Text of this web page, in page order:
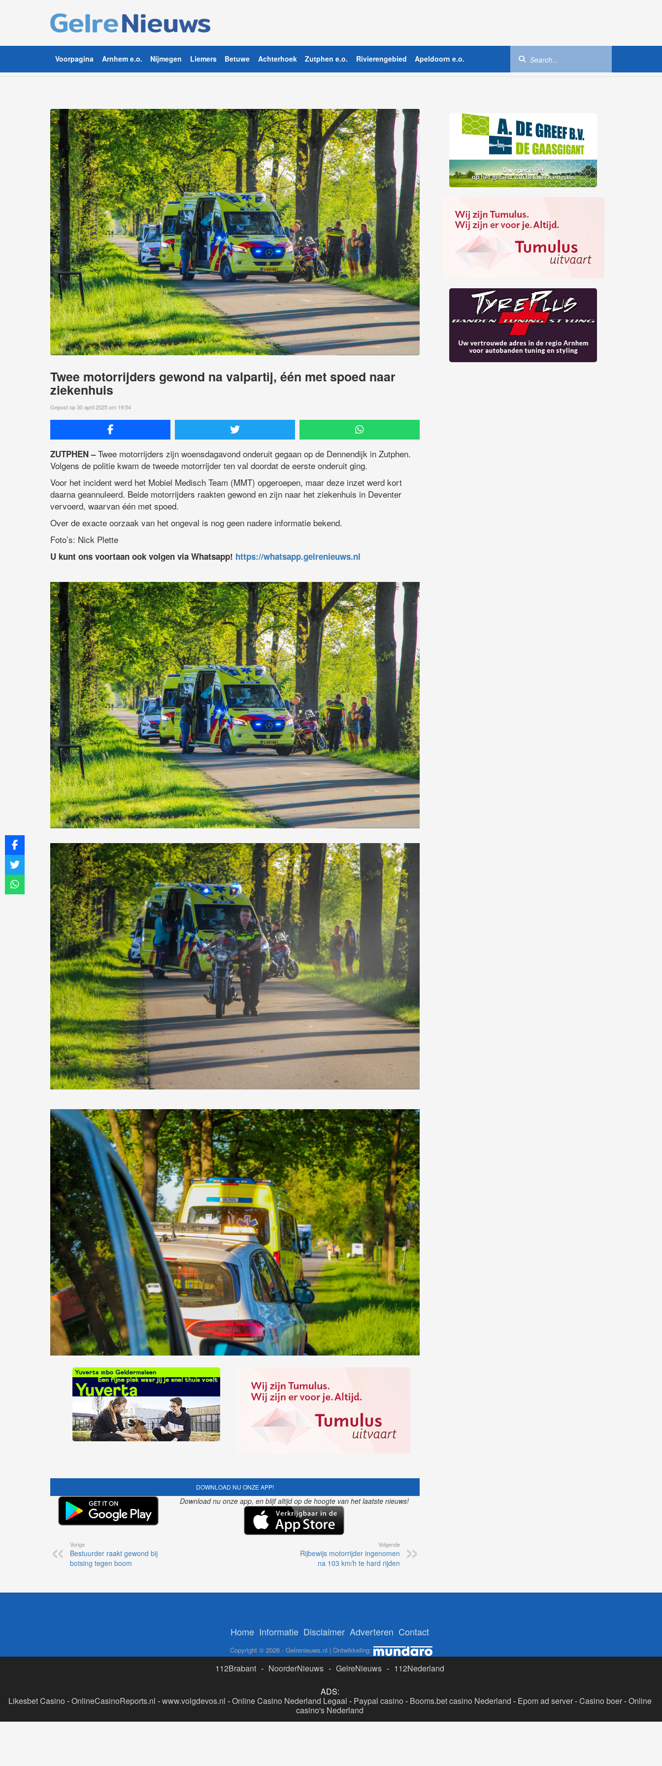
Voorpagina Arnhem e.o. Nijmegen Liemers Betuwe Achterhoek Zutphen e.o. Rivierengebied Apeldoorn e.o.
Twee motorrijders gewond na valpartij, één met spoed naar
ziekenhuis
Gepost op 30 april 2025 om 19:54
ZUTPHEN –Twee motorrijders zijn woensdagavond onderuit gegaan op de Dennendijk in Zutphen.
Volgens de politie kwam de tweede motorrijder ten val doordat de eerste onderuit ging.
Voor het incident werd het Mobiel Medisch Team (MMT) opgeroepen, maar deze inzet werd kort
daarna geannuleerd. Beide motorrijders raakten gewond en zijn naar het ziekenhuis in Deventer
vervoerd, waarvan één met spoed.
Over de exacte oorzaak van het ongeval is nog geen nadere informatie bekend.
Foto’s: Nick Plette
U kunt ons voortaan ook volgen via Whatsapp! https://whatsapp.gelrenieuws.nl
DOWNLOAD NU ONZE APP!
Download nu onze app, en blijf altijd op de hoogte van het laatste nieuws!
Vorige
Bestuurder raakt gewond bij
botsing tegen boom
Volgende
Rijbewijs motorrijder ingenomen
na 103 km/h te hard rijden
Home Informatie Disclaimer Adverteren Contact
Copyright © 2026 - Gelrenieuws.nl | Ontwikkeling:
112Brabant - NoorderNieuws - GelreNieuws - 112Nederland
ADS:
Likesbet Casino -OnlineCasinoReports.nl -www.volgdevos.nl -Online Casino Nederland Legaal - Paypal casino - Booms.bet casino Nederland - Epom ad server-Casino boer-Online
casino's Nederland